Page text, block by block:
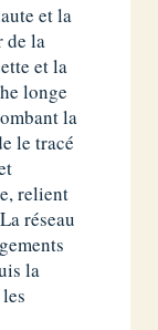
et la
de la
et la
longe
la
le tracé
relient
réseau
la